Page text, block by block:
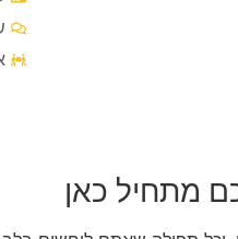
מתחיל כאן